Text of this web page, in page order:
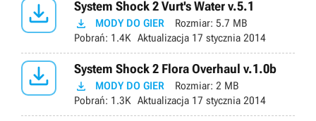
 System Shock 2 Vurt's Water v.5.1
 MODY DO GIER Rozmiar: 5.7 MB
Pobrań: 1.4K Aktualizacja 17 stycznia 2014
 System Shock 2 Flora Overhaul v.1.0b
 MODY DO GIER Rozmiar: 2 MB
Pobrań: 1.3K Aktualizacja 17 stycznia 2014